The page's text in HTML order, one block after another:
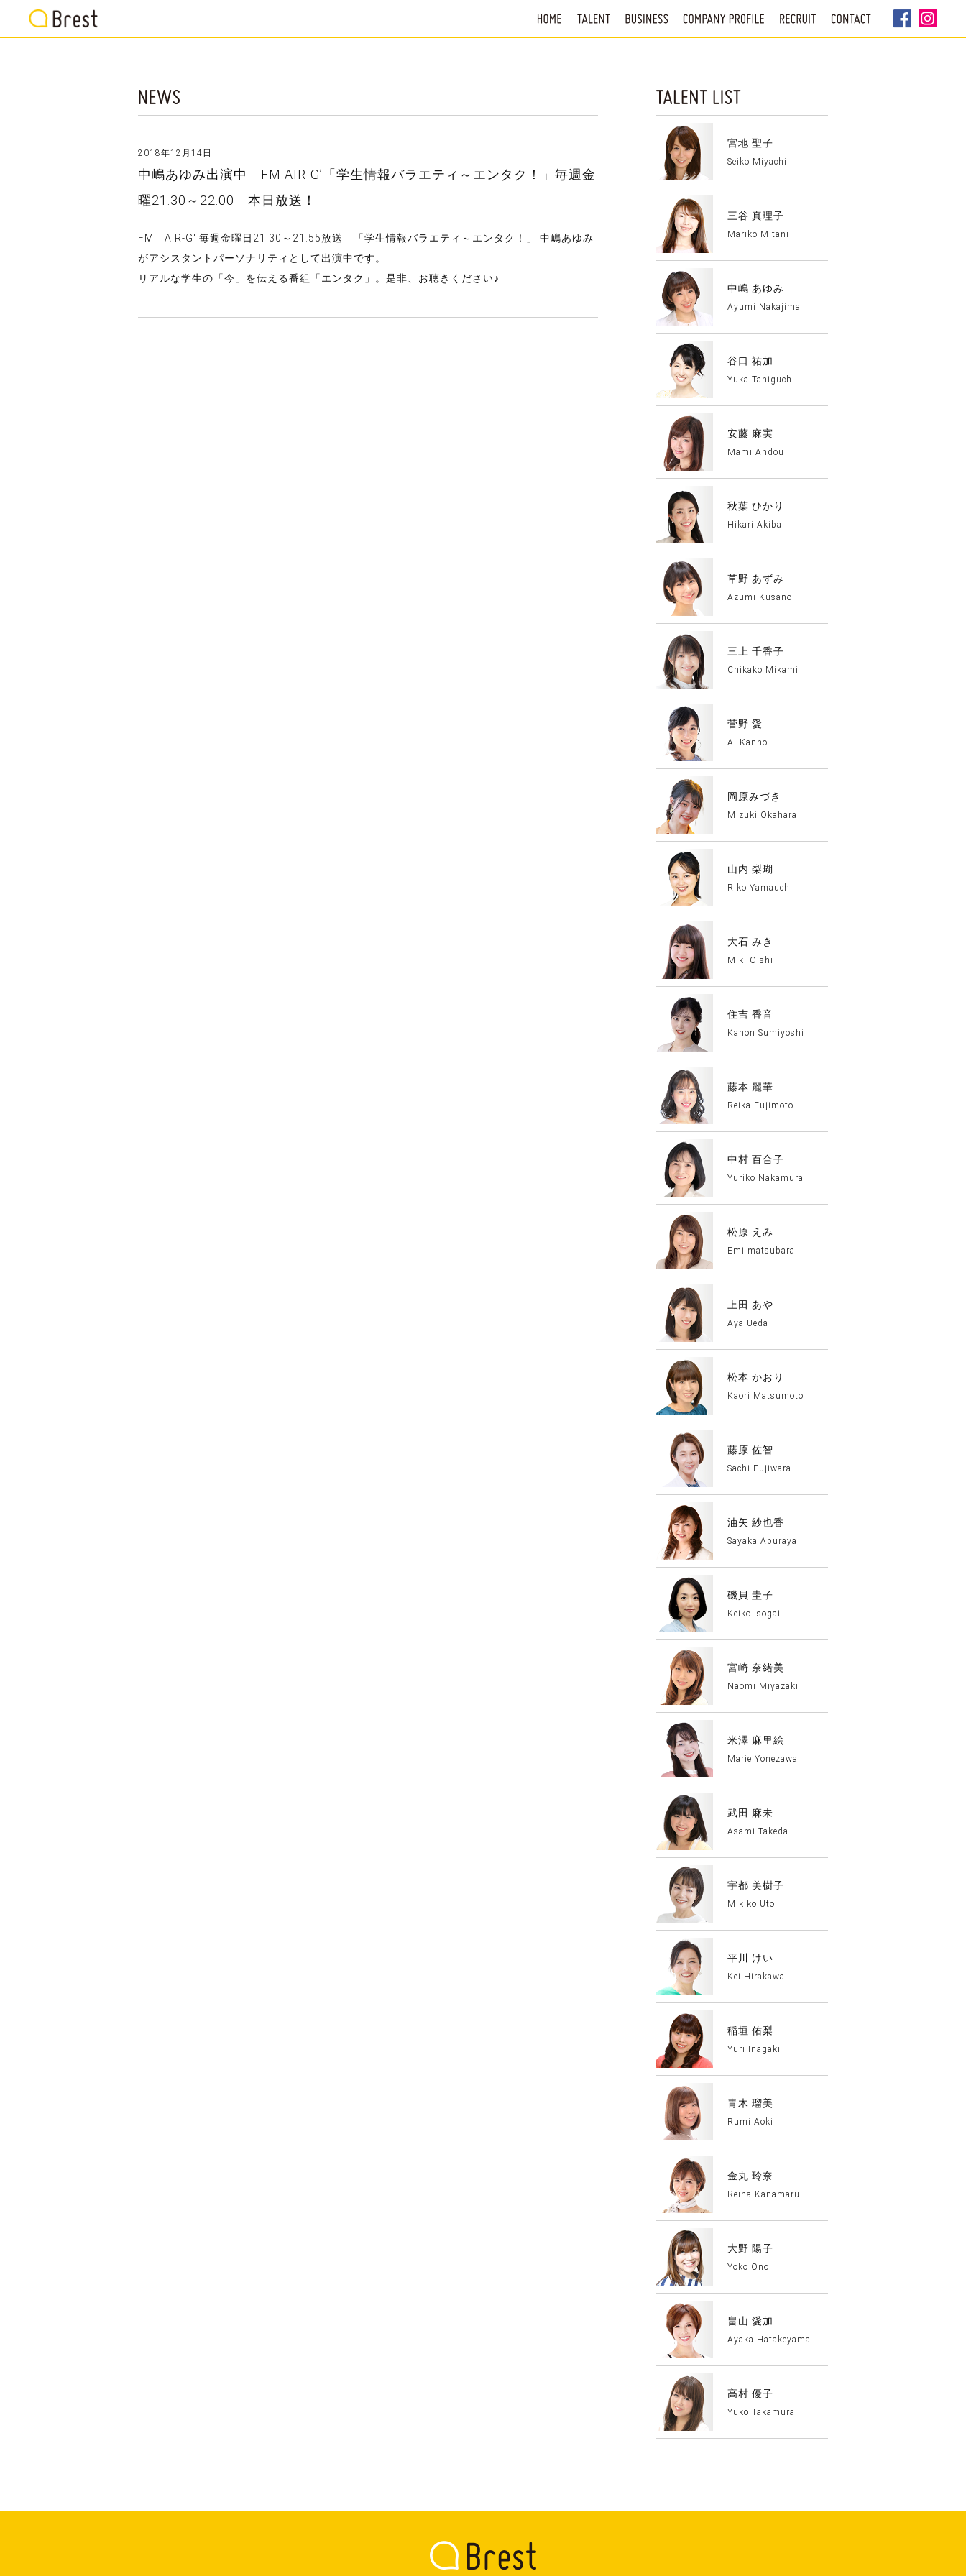
2018年12月14日
中嶋あゆみ出演中 FM AIR-G’「学生情報バラエティ～エンタク！」毎週金
曜21:30～22:00 本日放送！
FM AIR-G' 毎週金曜日21:30～21:55放送 「学生情報バラエティ～エンタク！」 中嶋あゆみ
がアシスタントパーソナリティとして出演中です。
リアルな学生の「今」を伝える番組「エンタク」。是非、お聴きください♪
宮地 聖子
Seiko Miyachi
三谷 真理子
Mariko Mitani
中嶋 あゆみ
Ayumi Nakajima
谷口 祐加
Yuka Taniguchi
安藤 麻実
Mami Andou
秋葉 ひかり
Hikari Akiba
草野 あずみ
Azumi Kusano
三上 千香子
Chikako Mikami
菅野 愛
Ai Kanno
岡原みづき
Mizuki Okahara
山内 梨瑚
Riko Yamauchi
大石 みき
Miki Oishi
住吉 香音
Kanon Sumiyoshi
藤本 麗華
Reika Fujimoto
中村 百合子
Yuriko Nakamura
松原 えみ
Emi matsubara
上田 あや
Aya Ueda
松本 かおり
Kaori Matsumoto
藤原 佐智
Sachi Fujiwara
油矢 紗也香
Sayaka Aburaya
磯貝 圭子
Keiko Isogai
宮崎 奈緒美
Naomi Miyazaki
米澤 麻里絵
Marie Yonezawa
武田 麻未
Asami Takeda
宇都 美樹子
Mikiko Uto
平川 けい
Kei Hirakawa
稲垣 佑梨
Yuri Inagaki
青木 瑠美
Rumi Aoki
金丸 玲奈
Reina Kanamaru
大野 陽子
Yoko Ono
畠山 愛加
Ayaka Hatakeyama
高村 優子
Yuko Takamura